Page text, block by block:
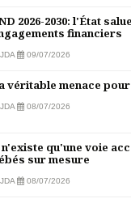
2026-2030: l'État
financiers
JDA 09/07/2026
véritable menace pour
JDA 08/07/2026
qu'une voie
sur mesure
JDA 08/07/2026